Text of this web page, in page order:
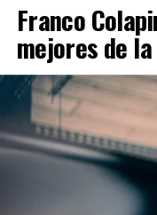
exigencias previstas
vigente.
El cuerpo estará
EMDER, la Dirección
Contaduría General
Contrataciones,
técnico, jurídico y
administración
Franco
mejores de